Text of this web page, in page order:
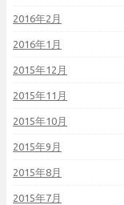
2016年2月
2016年1月
2015年12月
2015年11月
2015年10月
2015年9月
2015年8月
2015年7月